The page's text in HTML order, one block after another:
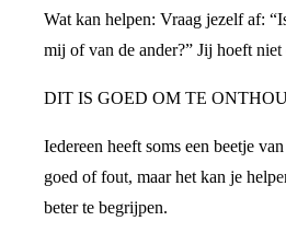
Wat kan helpen: Vraag jezelf af:
mij of van de ander?” Jij hoeft niet
DIT IS GOED OM TE
Iedereen heeft soms een beetje
goed of fout, maar het kan je
beter te begrijpen.